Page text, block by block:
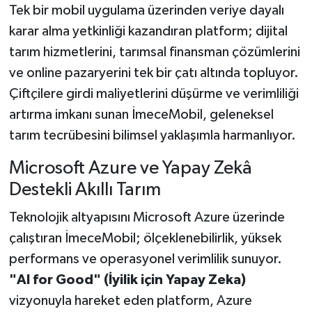
Tek bir mobil uygulama üzerinden veriye dayalı
karar alma yetkinliği kazandıran platform; dijital
tarım hizmetlerini, tarımsal finansman çözümlerini
ve online pazaryerini tek bir çatı altında topluyor.
Çiftçilere girdi maliyetlerini düşürme ve verimliliği
artırma imkanı sunan İmeceMobil, geleneksel
tarım tecrübesini bilimsel yaklaşımla harmanlıyor.
Microsoft Azure ve Yapay Zekâ
Destekli Akıllı Tarım
Teknolojik altyapısını Microsoft Azure üzerinde
çalıştıran İmeceMobil; ölçeklenebilirlik, yüksek
performans ve operasyonel verimlilik sunuyor.
"AI for Good" (İyilik için Yapay Zeka)
vizyonuyla hareket eden platform, Azure